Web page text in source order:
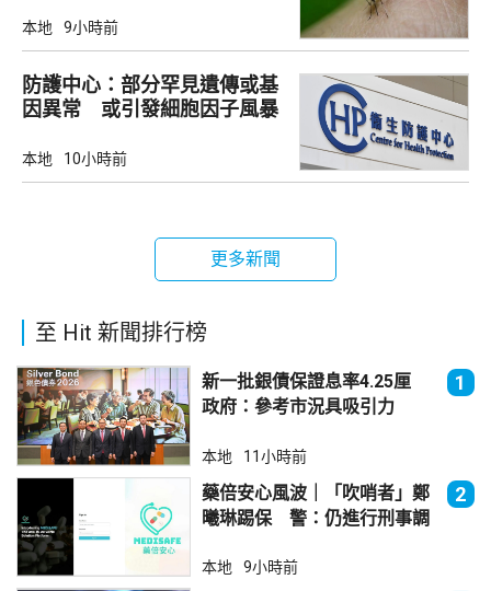
本地 9小時前
防護中心：部分罕見遺傳或基
因異常 或引發細胞因子風暴
本地 10小時前
更多新聞
至 Hit 新聞排行榜
新一批銀債保證息率4.25厘
政府：參考市況具吸引力
1
本地 11小時前
藥倍安心風波｜「吹哨者」鄭
曦琳踢保 警：仍進行刑事調
2
本地 9小時前